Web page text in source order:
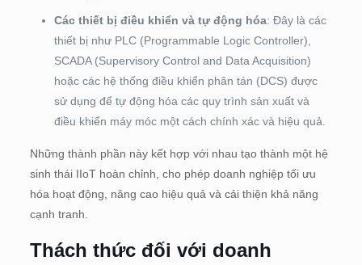
Các thiết bị điều khiển và tự động hóa: Đây là các
thiết bị như PLC (Programmable Logic Controller),
SCADA (Supervisory Control and Data Acquisition)
hoặc các hệ thống điều khiển phân tán (DCS) được
sử dụng để tự động hóa các quy trình sản xuất và
điều khiển máy móc một cách chính xác và hiệu quả.
Những thành phần này kết hợp với nhau tạo thành một hệ
sinh thái IIoT hoàn chỉnh, cho phép doanh nghiệp tối ưu
hóa hoạt động, nâng cao hiệu quả và cải thiện khả năng
cạnh tranh.
Thách thức đối với doanh